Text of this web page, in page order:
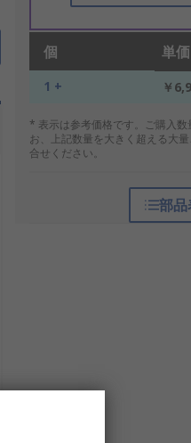
個 単価
1 + ￥
* 表示は参考価格です。ご購入
お、上記数量を大きく超える大
合せください。
部